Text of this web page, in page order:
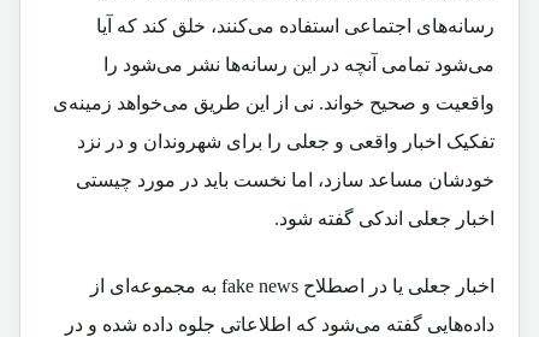
رسانه‌های اجتماعی استفاده می‌کنند، خلق کند که آیا
می‌شود تمامی آنچه در این رسانه‌ها نشر می‌شود را
واقعیت و صحیح خواند. نی از این طریق می‌خواهد زمینه‌ی
تفکیک اخبار واقعی و جعلی را برای شهروندان و در نزد
خودشان مساعد سازد، اما نخست باید در مورد چیستی
اخبار جعلی اندکی گفته شود.
اخبار جعلی یا در اصطلاح fake news به مجموعه‌ای از
داده‌هایی گفته می‌شود که اطلاعاتی جلوه داده شده و در